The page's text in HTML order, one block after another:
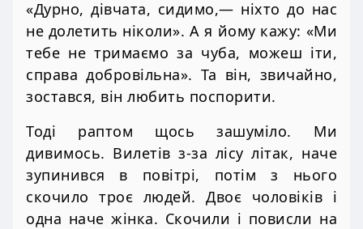
«Дурно, дівчата, сидимо,— ніхто до нас
не долетить ніколи». А я йому кажу: «Ми
тебе не тримаємо за чуба, можеш іти,
справа добровільна». Та він, звичайно,
зостався, він любить поспорити.
Тоді раптом щось зашуміло. Ми
дивимось. Вилетів з-за лісу літак, наче
зупинився в повітрі, потім з нього
скочило троє людей. Двоє чоловіків і
одна наче жінка. Скочили і повисли на